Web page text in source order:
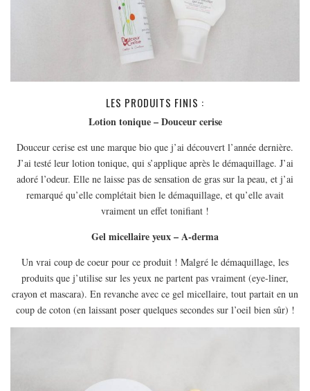
RÉPUBLIQUE TCHÈQUE
OCÉANIE
ARTICLES PRATIQUES
YOGA
MON PROGRAMME DE YOGA EN LIGNE
AUTRES CATÉGORIES
DIY
LIFESTYLE
LES PRODUITS FINIS :
Lotion tonique – Douceur cerise
Douceur cerise est une marque bio que j’ai découvert l’année dernière.
J’ai testé leur lotion tonique, qui s’applique après le démaquillage. J’ai
adoré l’odeur. Elle ne laisse pas de sensation de gras sur la peau, et j’ai
remarqué qu’elle complétait bien le démaquillage, et qu’elle avait
vraiment un effet tonifiant !
Gel micellaire yeux – A-derma
Un vrai coup de coeur pour ce produit ! Malgré le démaquillage, les
produits que j’utilise sur les yeux ne partent pas vraiment (eye-liner,
crayon et mascara). En revanche avec ce gel micellaire, tout partait en un
coup de coton (en laissant poser quelques secondes sur l’oeil bien sûr) !